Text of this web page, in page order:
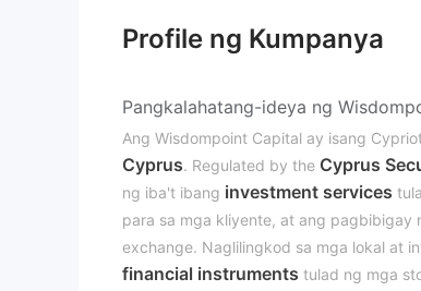
Profile ng Kumpanya
Pangkalahatang-ideya ng
Ang Wisdompoint Capital ay isang
Cyprus. Regulated by the Cyprus
ng iba't ibang investment services
para sa mga kliyente, at ang pagbibigay
exchange. Naglilingkod sa mga lokal at
financial instruments tulad ng mga